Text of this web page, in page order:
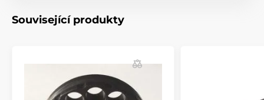
Související produkty